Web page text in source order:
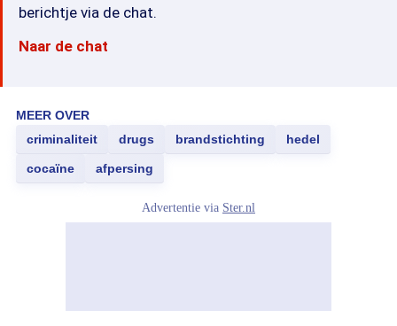
berichtje via de chat.
Naar de chat
MEER OVER
criminaliteit
drugs brandstichting hedel
cocaïne afpersing
Advertentie via Ster.nl